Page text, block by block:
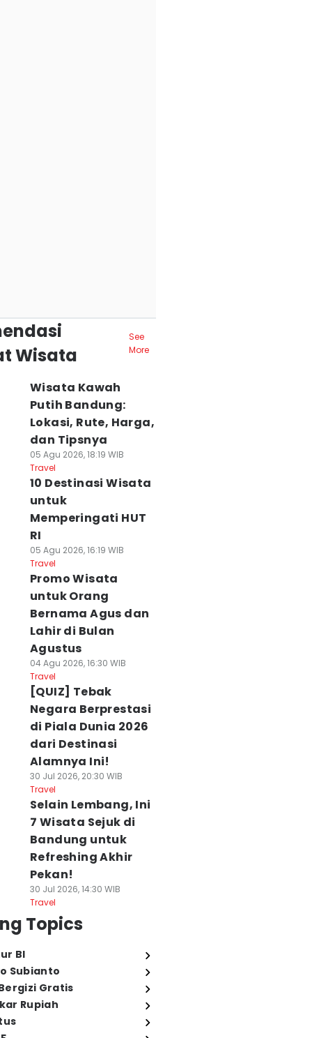
Wisata
See
More
Wisata Kawah
Putih Bandung:
Lokasi, Rute, Harga,
dan Tipsnya
05 Agu 2026, 18:19 WIB
Travel
10 Destinasi Wisata
untuk
Memperingati HUT
RI
05 Agu 2026, 16:19 WIB
Travel
Promo Wisata
untuk Orang
Bernama Agus dan
Lahir di Bulan
Agustus
04 Agu 2026, 16:30 WIB
Travel
[QUIZ] Tebak
Negara Berprestasi
di Piala Dunia 2026
dari Destinasi
Alamnya Ini!
30 Jul 2026, 20:30 WIB
Travel
Selain Lembang, Ini
7 Wisata Sejuk di
Bandung untuk
Refreshing Akhir
Pekan!
30 Jul 2026, 14:30 WIB
Travel
Topics
BI
Subianto
Gratis
Rupiah